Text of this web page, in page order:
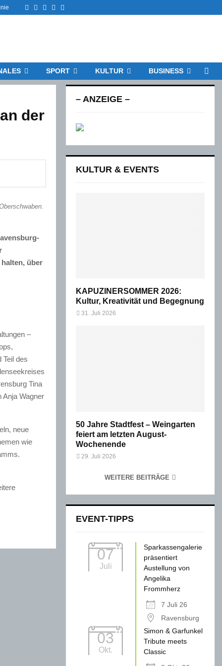
Facebook
TwitterInstagram
Email
SPORT KULTUR BUSINESS
der
über
–
Teil des
Tina
Anja Wagner
neue
wie
– ANZEIGE –
KULTUR & EVENTS
KAPUZINERSOMMER 2026:
Kultur, Kreativität und Begegnung
31. Juli 2026
50 Jahre Stadtfest – Weingarten
feiert am letzten August-
Wochenende
29. Juli 2026
WEITERE BEITRÄGE
EVENT-TIPPS
07
Juli
Sparkassengalerie
präsentiert
Austellung von
Angelika
Frommherz
7 Juli 26
Ravensburg
03
Okt.
Simon & Garfunkel
Tribute meets
Classic